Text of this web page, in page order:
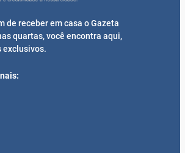
de receber em casa o Gazeta
quartas, você encontra aqui,
exclusivos.